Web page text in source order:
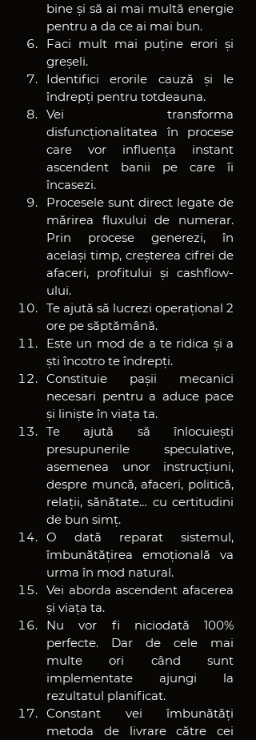
bine și să ai mai multă energie
pentru a da ce ai mai bun.
Faci mult mai puține erori și
greșeli.
Identifici erorile cauză și le
îndrepți pentru totdeauna.
Vei transforma
disfuncționalitatea în procese
care vor influența instant
ascendent banii pe care îi
încasezi.
Procesele sunt direct legate de
mărirea fluxului de numerar.
Prin procese generezi, în
același timp, creșterea cifrei de
afaceri, profitului și cashflow-
ului.
Te ajută să lucrezi operațional 2
ore pe săptămână.
Este un mod de a te ridica și a
ști încotro te îndrepți.
Constituie pașii mecanici
necesari pentru a aduce pace
și liniște în viața ta.
Te ajută să înlocuiești
presupunerile speculative,
asemenea unor instrucțiuni,
despre muncă, afaceri, politică,
relații, sănătate… cu certitudini
de bun simț.
O dată reparat sistemul,
îmbunătățirea emoțională va
urma în mod natural.
Vei aborda ascendent afacerea
și viața ta.
Nu vor fi niciodată 100%
perfecte. Dar de cele mai
multe ori când sunt
implementate ajungi la
rezultatul planificat.
Constant vei îmbunătăți
metoda de livrare către cei